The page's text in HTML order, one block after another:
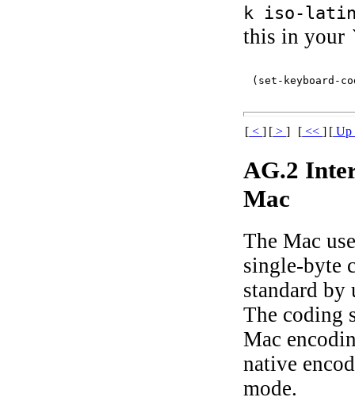
k iso-
this in your
[ <] [ >] [ <<] [ Up
AG.2
Mac
The Mac
single-byte
standard by
The coding
Mac
native
mode.